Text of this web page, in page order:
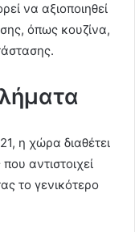
να αξιοποιηθεί
όπως κουζίνα,
η χώρα διαθέτει
αντιστοιχεί
το γενικότερο